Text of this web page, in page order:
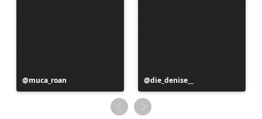
Bericht
gepubliceerd
muca_roan
Bericht
gepubliceerd
door
die_denise__